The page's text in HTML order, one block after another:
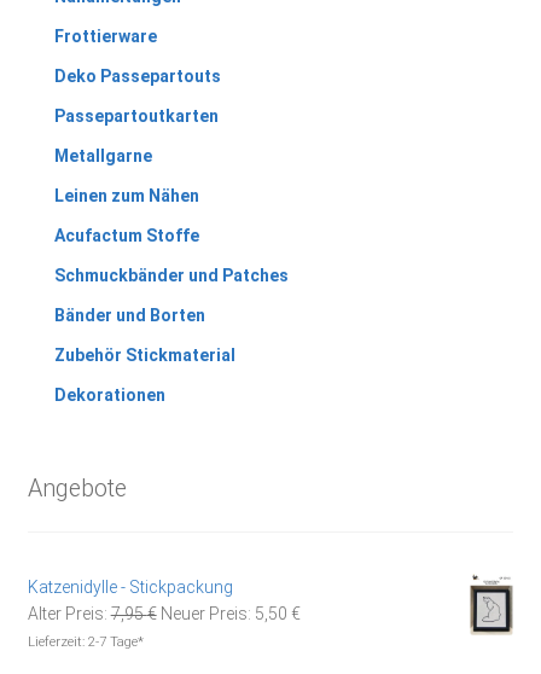
Frottierware
Deko Passepartouts
Passepartoutkarten
Metallgarne
Leinen zum Nähen
Acufactum Stoffe
Schmuckbänder und Patches
Bänder und Borten
Zubehör Stickmaterial
Dekorationen
Angebote
Katzenidylle - Stickpackung
Alter Preis: 7,95€ Ursprünglicher
Neuer Preis: 5,50 €Aktueller
Lieferzeit: 2-7 Tage*